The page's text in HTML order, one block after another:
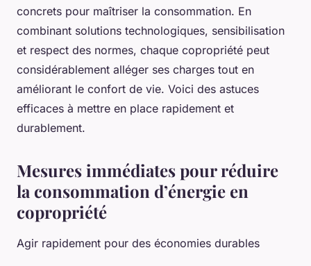
concrets pour maîtriser la consommation. En
combinant solutions technologiques, sensibilisation
et respect des normes, chaque copropriété peut
considérablement alléger ses charges tout en
améliorant le confort de vie. Voici des astuces
efficaces à mettre en place rapidement et
durablement.
Mesures immédiates pour réduire
la consommation d’énergie en
copropriété
Agir rapidement pour des économies durables